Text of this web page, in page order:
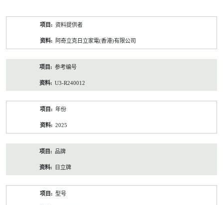
资料提供者
阿奇立克日立家電(香港)有限公司
参考编号
U3-R240012
年份
2025
品牌
日立牌
型号